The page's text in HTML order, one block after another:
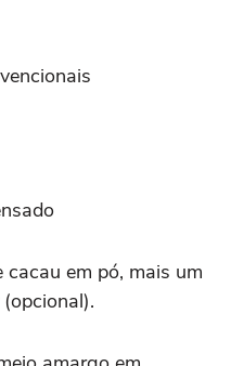
cacau em pó, mais um